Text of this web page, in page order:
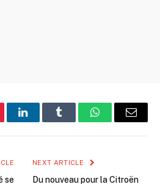
LinkedInTumblr WhatsAppEmail
se
NEXT ARTICLE
Du nouveau pour la Citroën